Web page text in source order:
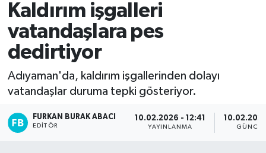
Kaldırım işgalleri
vatandaşlara pes
dedirtiyor
Adıyaman'da, kaldırım işgallerinden dolayı
vatandaşlar duruma tepki gösteriyor.
FURKAN BURAK ABACI
EDITÖR
10.02.2026 - 12:41
YAYINLANMA
Yaşam